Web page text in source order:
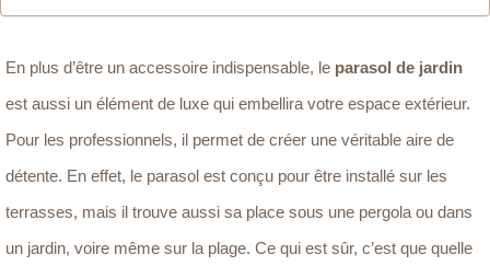
En plus d’être un accessoire indispensable, le parasol de jardin
est aussi un élément de luxe qui embellira votre espace extérieur.
Pour les professionnels, il permet de créer une véritable aire de
détente. En effet, le parasol est conçu pour être installé sur les
terrasses, mais il trouve aussi sa place sous une pergola ou dans
un jardin, voire même sur la plage. Ce qui est sûr, c’est que quelle